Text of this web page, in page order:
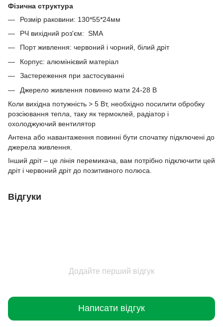
Фізична структура
Розмір раковини: 130*55*24мм
РЧ вихідний роз'єм: SMA
Порт живлення: червоний і чорний, білий дріт
Корпус: алюмінієвий матеріал
Застереження при застосуванні
Джерело живлення повинно мати 24-28 В
Коли вихідна потужність > 5 Вт, необхідно посилити обробку
розсіювання тепла, таку як термоклей, радіатор і
охолоджуючий вентилятор
Антена або навантаження повинні бути спочатку підключені до
джерела живлення.
Інший дріт – це лінія перемикача, вам потрібно підключити цей
дріт і червоний дріт до позитивного полюса.
Відгуки
Додайте перший відгук
Написати відгук